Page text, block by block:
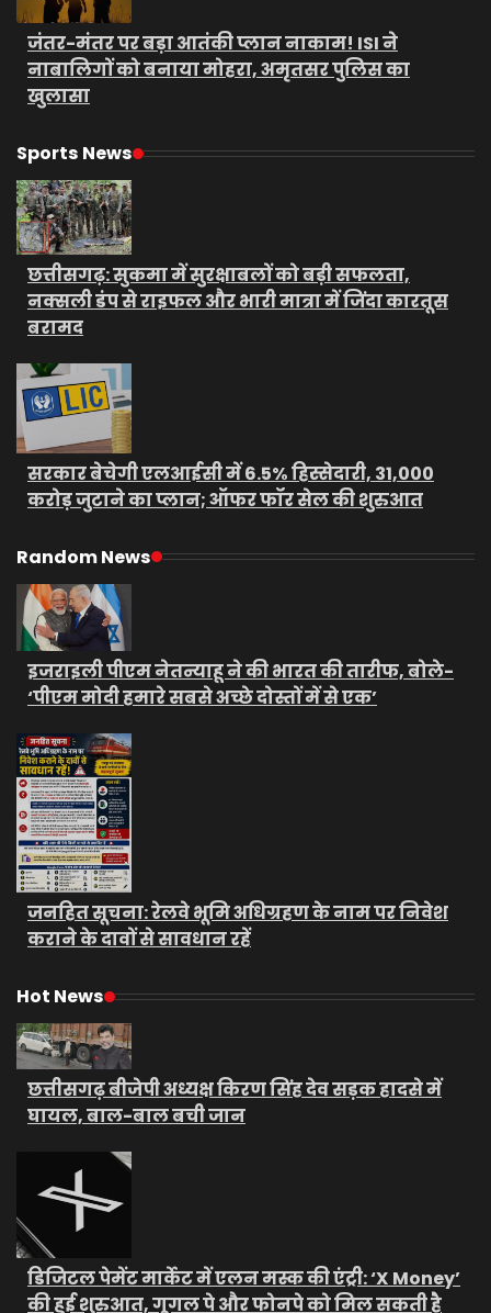
जंतर-मंतर पर बड़ा आतंकी प्लान नाकाम! ISI ने
नाबालिगों को बनाया मोहरा, अमृतसर पुलिस का
खुलासा
Sports News
छत्तीसगढ़: सुकमा में सुरक्षाबलों को बड़ी सफलता,
नक्सली डंप से राइफल और भारी मात्रा में जिंदा कारतूस
बरामद
सरकार बेचेगी एलआईसी में 6.5% हिस्सेदारी, 31,000
करोड़ जुटाने का प्लान; ऑफर फॉर सेल की शुरुआत
Random News
इजराइली पीएम नेतन्याहू ने की भारत की तारीफ, बोले-
‘पीएम मोदी हमारे सबसे अच्छे दोस्तों में से एक’
जनहित सूचना: रेलवे भूमि अधिग्रहण के नाम पर निवेश
कराने के दावों से सावधान रहें
Hot News
छत्तीसगढ़ बीजेपी अध्यक्ष किरण सिंह देव सड़क हादसे में
घायल, बाल-बाल बची जान
डिजिटल पेमेंट मार्केट में एलन मस्क की एंट्री: ‘X Money’
की हुई शुरुआत, गूगल पे और फोनपे को मिल सकती है